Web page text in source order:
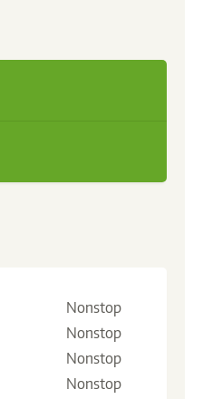
Nonstop
Nonstop
Nonstop
Nonstop